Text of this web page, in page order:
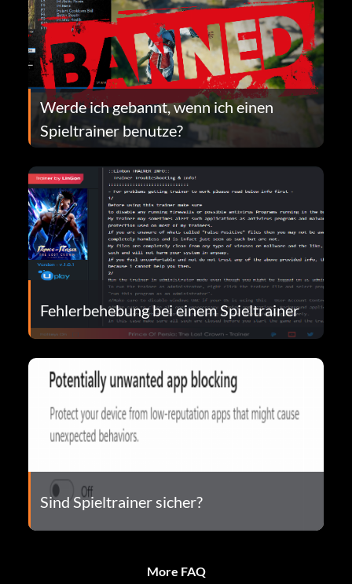
Werde ich gebannt, wenn ich einen
Spieltrainer benutze?
Fehlerbehebung bei einem Spieltrainer
Sind Spieltrainer sicher?
More FAQ